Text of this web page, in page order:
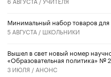
Минимальный набор товаров
5 АВГУСТА / ШКОЛЬНИКИ
Вышел в свет новый номер
«Образовательная политика» №
3 ИЮЛЯ / АНОНС